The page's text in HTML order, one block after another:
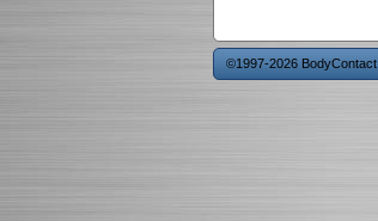
©1997-2026 BodyContact